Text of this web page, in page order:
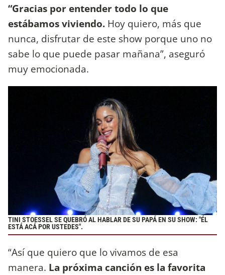
“Gracias por entender todo lo que
estábamos viviendo. Hoy quiero, más que
nunca, disfrutar de este show porque uno no
sabe lo que puede pasar mañana”, aseguró
muy emocionada.
TINI STOESSEL SE QUEBRÓ AL HABLAR DE SU PAPÁ EN SU SHOW: "ÉL
ESTÁ ACÁ POR USTEDES".
“Así que quiero que lo vivamos de esa
manera. La próxima canción es la favorita